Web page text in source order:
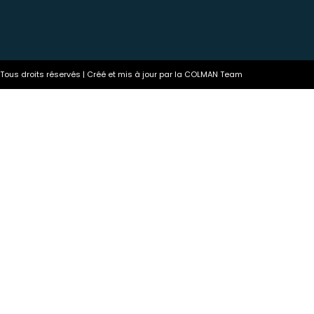
droits réservés | Créé et mis à jour par la COLMAN Team